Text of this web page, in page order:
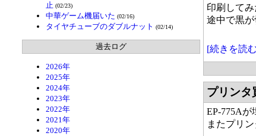
止 (02/23)
中華ゲーム機届いた (02/16)
タイヤチューブのダブルナット (02/14)
過去ログ
2026年
2025年
2024年
2023年
2022年
2021年
2020年
印刷して
途中で黒
[続きを読
プリンタ
EP-775Aが
またプリ